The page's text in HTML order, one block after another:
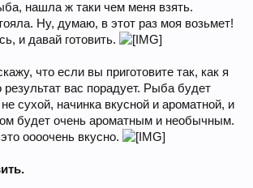
нашла ж таки чем меня взять.
Ну, думаю, в этот раз моя возьмет!
и давай готовить.
что если вы приготовите так, как я
результат вас порадует. Рыба будет
сухой, начинка вкусной и ароматной, и
будет очень ароматным и необычным.
оооочень вкусно.